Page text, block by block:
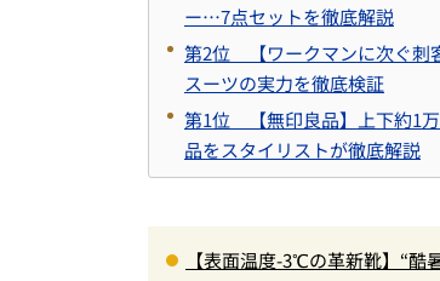
ー…7点セットを徹底解説
第2位 【ワークマンに次ぐ刺
スーツの実力を徹底検証
第1位 【無印良品】上下約1
品をスタイリストが徹底解説
【表面温度-3℃の革新靴】“